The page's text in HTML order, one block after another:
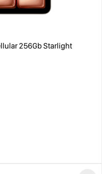
256Gb Starlight